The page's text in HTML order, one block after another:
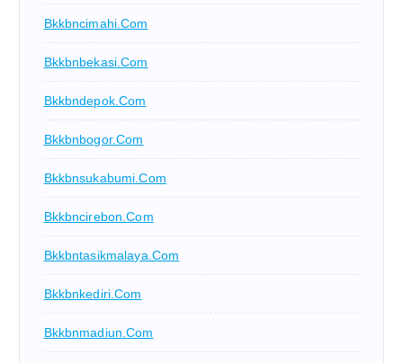
Bkkbncimahi.com
Bkkbnbekasi.com
Bkkbndepok.com
Bkkbnbogor.com
Bkkbnsukabumi.com
Bkkbncirebon.com
Bkkbntasikmalaya.com
Bkkbnkediri.com
Bkkbnmadiun.com